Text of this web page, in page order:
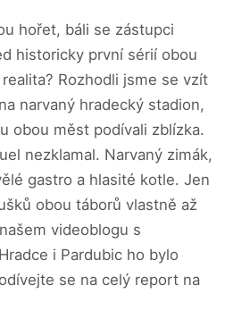
hořet, báli se zástupci
historicky první sérií obou
Rozhodli jsme se vzít
narvaný hradecký stadion,
obou měst podívali zblízka.
nezklamal. Narvaný zimák,
gastro a hlasité kotle. Jen
obou táborů vlastně až
videoblogu s
i Pardubic ho bylo
se na celý report na